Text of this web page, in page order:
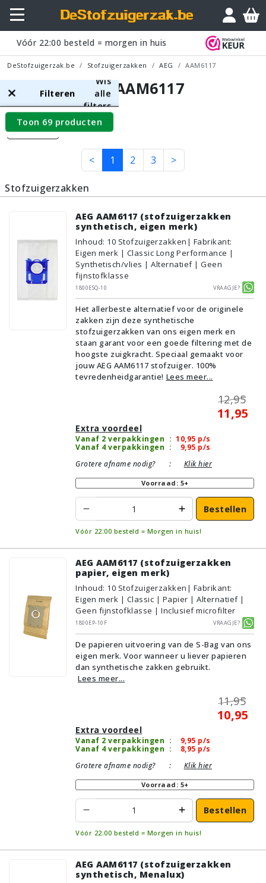
Vóór 22:00 besteld = morgen in huis
DeStofzuigerzak.be Stofzuigerzakken AEG AAM6117
AEG AAM6117
Filters
< 1 2 3 >
Filteren
Wis
alle
filters
Toon 69 producten
Stofzuigerzakken
AEG AAM6117 (stofzuigerzakken
synthetisch, eigen merk)
Inhoud: 10 Stofzuigerzakken | Fabrikant:
Eigen merk | Classic Long Performance |
Synthetisch/vlies | Alternatief | Geen
fijnstofklasse
1800ESQ-10
Vraagje?
Het allerbeste alternatief voor de originele
zakken zijn deze synthetische
stofzuigerzakken van ons eigen merk en
staan garant voor een goede filtering met de
hoogste zuigkracht. Speciaal gemaakt voor
jouw AEG AAM6117 stofzuiger. 100%
tevredenheidgarantie! Lees meer...
12,95
11,95
Extra voordeel
Vanaf 2 verpakkingen : 10,95 p/s
Vanaf 4 verpakkingen : 9,95 p/s
Grotere afname nodig?
: Klik hier
Voorraad: 5+
Bestellen
Vóór 22:00 besteld = Morgen in huis!
AEG AAM6117 (stofzuigerzakken
papier, eigen merk)
Inhoud: 10 Stofzuigerzakken | Fabrikant:
Eigen merk | Classic | Papier | Alternatief |
Geen fijnstofklasse | Inclusief microfilter
1800EP-10F
Vraagje?
De papieren uitvoering van de S-Bag van ons
eigen merk. Voor wanneer u liever papieren
dan synthetische zakken gebruikt.
Lees meer...
11,95
10,95
Extra voordeel
Vanaf 2 verpakkingen : 9,95 p/s
Vanaf 4 verpakkingen : 8,95 p/s
Grotere afname nodig?
: Klik hier
Voorraad: 5+
Bestellen
Vóór 22:00 besteld = Morgen in huis!
AEG AAM6117 (stofzuigerzakken
synthetisch, Menalux)